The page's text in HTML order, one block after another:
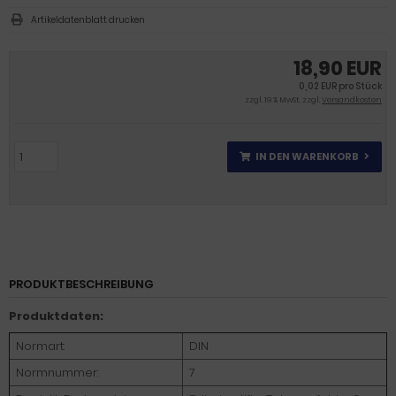
18,90 EUR
0,02 EUR pro Stück
zzgl. 19 % MwSt. zzgl.Versandkosten
IN DEN WARENKORB
Artikeldatenblatt drucken
PRODUKTBESCHREIBUNG
Produktdaten:
Normart:
DIN
Normnummer:
7